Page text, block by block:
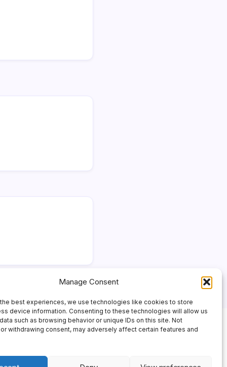
Manage Consent
best experiences, we use technologies like cookies to store
device information. Consenting to these technologies will allow us
such as browsing behavior or unique IDs on this site. Not
withdrawing consent, may adversely affect certain features and